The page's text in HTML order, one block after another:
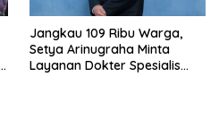
Jangkau 109 Ribu Warga,
Setya Arinugraha Minta
Layanan Dokter Spesialis